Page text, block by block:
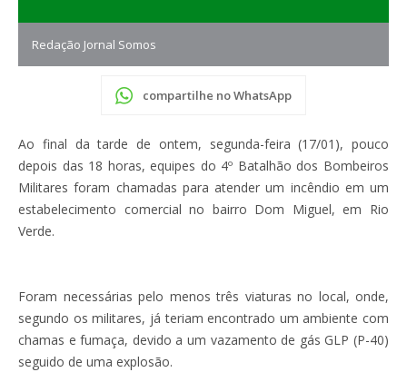
Redação Jornal Somos
compartilhe no WhatsApp
Ao final da tarde de ontem, segunda-feira (17/01), pouco
depois das 18 horas, equipes do 4º Batalhão dos Bombeiros
Militares foram chamadas para atender um incêndio em um
estabelecimento comercial no bairro Dom Miguel, em Rio
Verde.
Foram necessárias pelo menos três viaturas no local, onde,
segundo os militares, já teriam encontrado um ambiente com
chamas e fumaça, devido a um vazamento de gás GLP (P-40)
seguido de uma explosão.